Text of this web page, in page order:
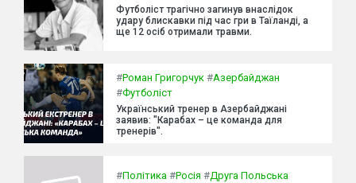
Футболіст трагічно загинув внаслідок
удару блискавки під час гри в Таїланді, а
ще 12 осіб отримали травми.
#Роман Григорчук #Азербайджан
#Футболіст
Український тренер в Азербайджані
заявив: "Карабах – це команда для
тренерів".
#Політика #Росія #Друга Польська